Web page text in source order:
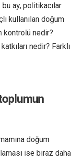
ay, politikacılar
kullanılan doğum
kontrolü nedir?
nedir? Farklı
doğum
ise biraz daha